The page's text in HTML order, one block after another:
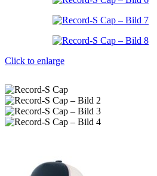
Click to enlarge